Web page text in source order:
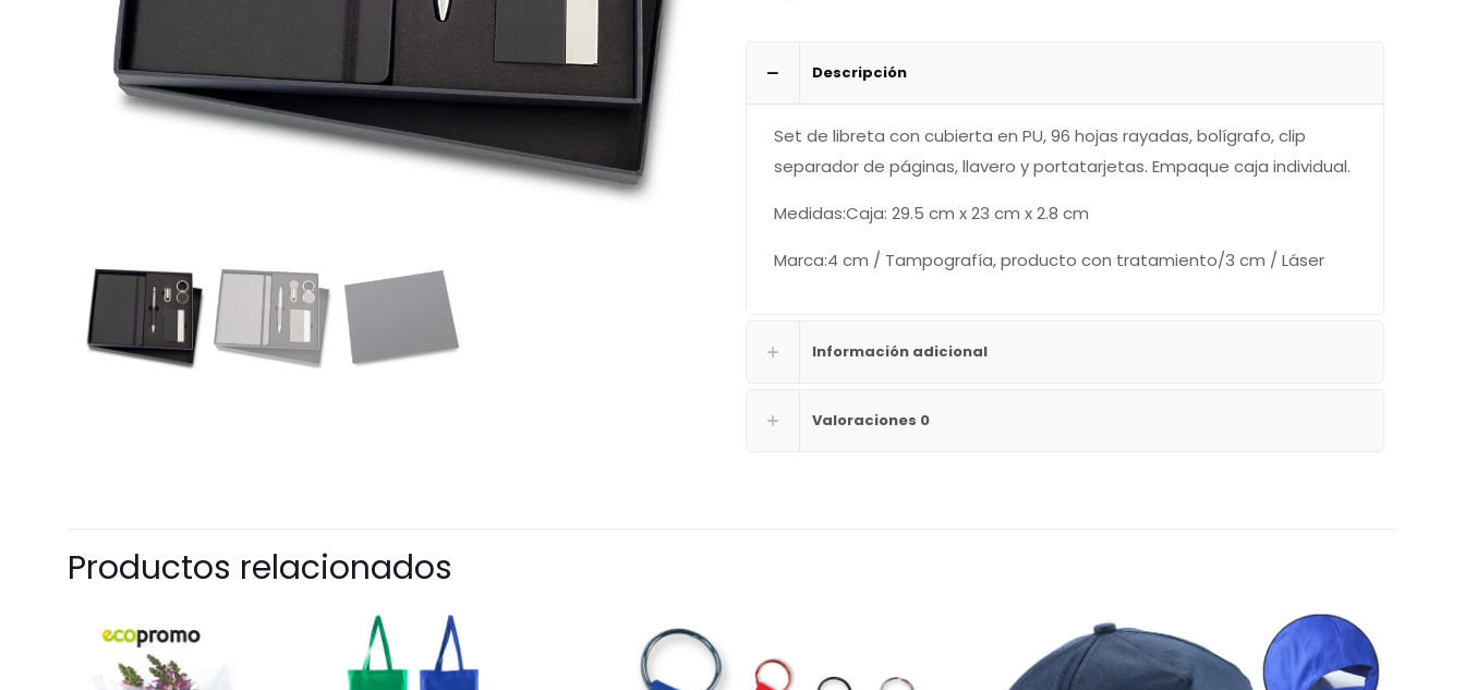
Descripción
Set de libreta con cubierta en PU, 96 hojas rayadas, bolígrafo, clip
separador de páginas, llavero y portatarjetas. Empaque caja individual.
Medidas:Caja: 29.5 cm x 23 cm x 2.8 cm
Marca:4 cm / Tampografía, producto con tratamiento/3 cm / Láser
Información adicional
Valoraciones 0
Productos relacionados